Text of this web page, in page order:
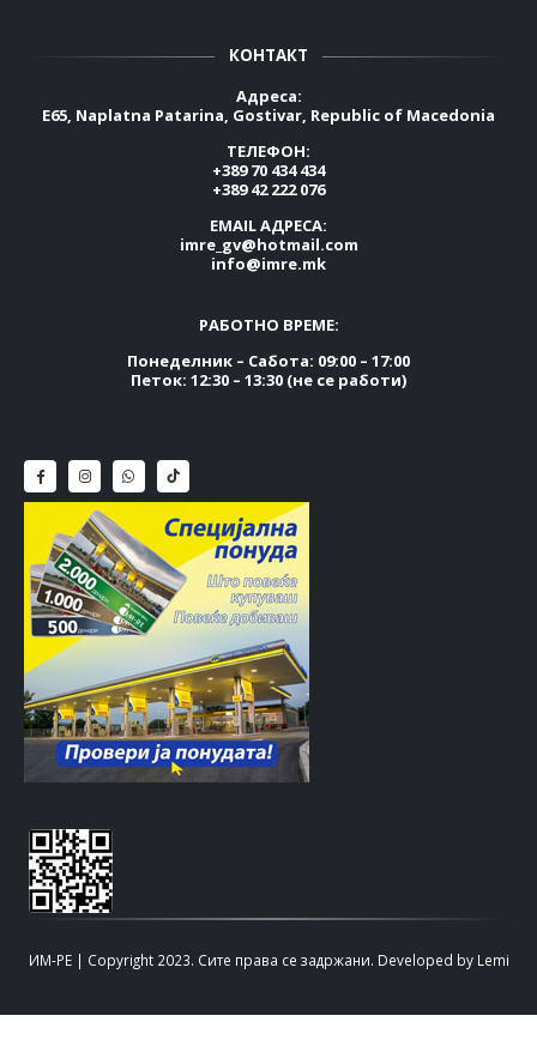
КОНТАКТ
Адреса:
E65, Naplatna Patarina, Gostivar, Republic of Macedonia
ТЕЛЕФОН:
+389 70 434 434
+389 42 222 076
EMAIL АДРЕСА:
imre_gv@hotmail.com
info@imre.mk
РАБОТНО ВРЕМЕ:
Понеделник – Сабота: 09:00 – 17:00
Петок: 12:30 – 13:30 (не се работи)
ИМ-РЕ | Copyright 2023. Сите права се задржани. Developed by Lemi